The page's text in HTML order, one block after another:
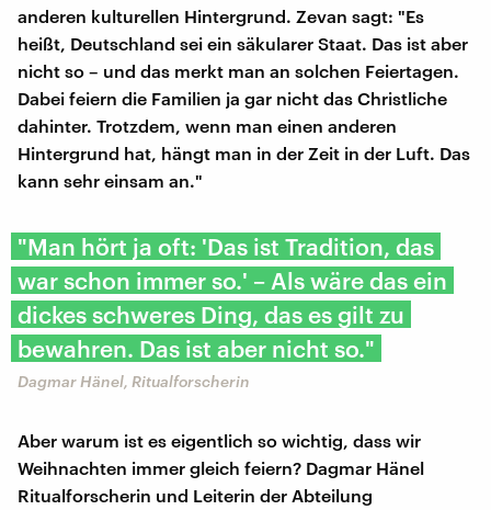
anderen kulturellen Hintergrund. Zevan sagt: "Es
heißt, Deutschland sei ein säkularer Staat. Das ist aber
nicht so – und das merkt man an solchen Feiertagen.
Dabei feiern die Familien ja gar nicht das Christliche
dahinter. Trotzdem, wenn man einen anderen
Hintergrund hat, hängt man in der Zeit in der Luft. Das
kann sehr einsam an."
"Man hört ja oft: 'Das ist Tradition, das
war schon immer so.' – Als wäre das ein
dickes schweres Ding, das es gilt zu
bewahren. Das ist aber nicht so."
Dagmar Hänel, Ritualforscherin
Aber warum ist es eigentlich so wichtig, dass wir
Weihnachten immer gleich feiern? Dagmar Hänel
Ritualforscherin und Leiterin der Abteilung